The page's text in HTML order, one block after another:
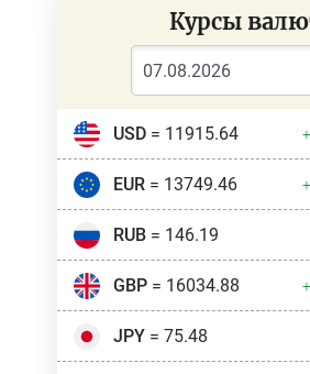
Курсы
USD= 11915.64
EUR= 13749.46
RUB= 146.19
GBP= 16034.88
JPY= 75.48